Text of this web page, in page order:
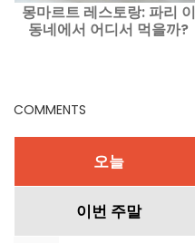
몽마르트 레스토랑: 파리 이
동네에서 어디서 먹을까?
COMMENTS
오늘
이번 주말